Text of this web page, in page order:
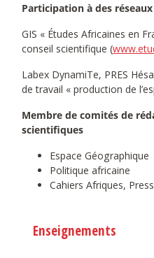
Participation à des
GIS « Études Africaines en
conseil scientifique (
Labex DynamiTe, PRES
de travail « production de
Membre de comités de
scientifiques
Espace Géographique
Politique africaine
Cahiers Afriques,
Enseignements